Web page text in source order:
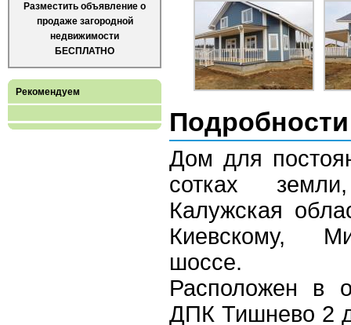
Разместить объявление о
продаже загородной
недвижимости
БЕСПЛАТНО
Рекомендуем
Дом для
сотках
Калужская
Киевскому,
шоссе.
Расположен в
ДПК Тишнево 2